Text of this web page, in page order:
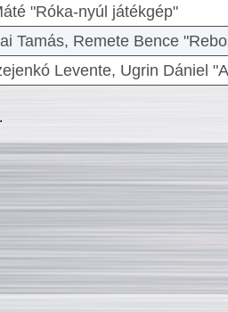
"Róka-nyúl játékgép"
Tamás, Remete Bence
Levente, Ugrin Dániel
.